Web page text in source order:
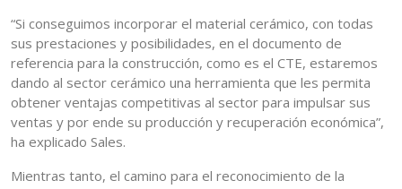
“Si conseguimos incorporar el material cerámico, con todas
sus prestaciones y posibilidades, en el documento de
referencia para la construcción, como es el CTE, estaremos
dando al sector cerámico una herramienta que les permita
obtener ventajas competitivas al sector para impulsar sus
ventas y por ende su producción y recuperación económica”,
ha explicado Sales.
Mientras tanto, el camino para el reconocimiento de la